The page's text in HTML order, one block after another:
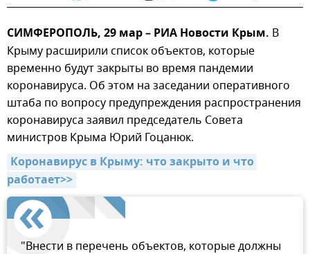
СИМФЕРОПОЛЬ, 29 мар – РИА Новости Крым. В
Крыму расширили список объектов, которые
временно будут закрыты во время пандемии
коронавируса. Об этом на заседании оперативного
штаба по вопросу предупреждения распространения
коронавируса заявил председатель Совета
министров Крыма Юрий Гоцанюк.
Коронавирус в Крыму: что закрыто и что
работает>>
"Внести в перечень объектов, которые должны